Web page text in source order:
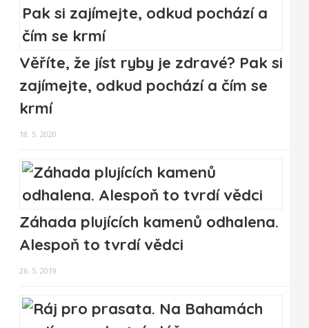
Věříte, že jíst ryby je zdravé? Pak si
zajímejte, odkud pochází a čím se
krmí
18. 5. 2020
Záhada plujících kamenů odhalena.
Alespoň to tvrdí vědci
26. 5. 2019